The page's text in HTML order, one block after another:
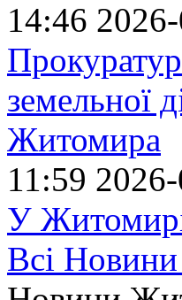
14:46
земельної
Житомира
11:59
У
Всі